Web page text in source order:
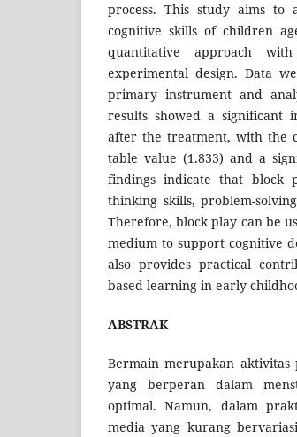
process. This study aims
cognitive skills of children
quantitative approach
experimental design. Data
primary instrument and
results showed a significant
after the treatment, with the
table value (1.833) and a
findings indicate that block
thinking skills, problem-
Therefore, block play can be
medium to support cognitive
also provides practical
based learning in early
ABSTRAK
Bermain merupakan
yang berperan dalam
optimal. Namun, dalam
media yang kurang